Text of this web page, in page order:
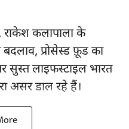
राकेश कलापाला के
बदलाव, प्रोसेस्ड फ़ूड का
सुस्त लाइफस्टाइल भारत
असर डाल रहे हैं।